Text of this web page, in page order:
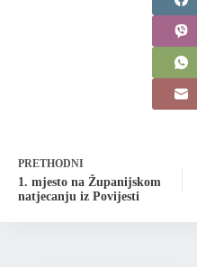
PRETHODNI
1. mjesto na Županijskom
natjecanju iz Povijesti